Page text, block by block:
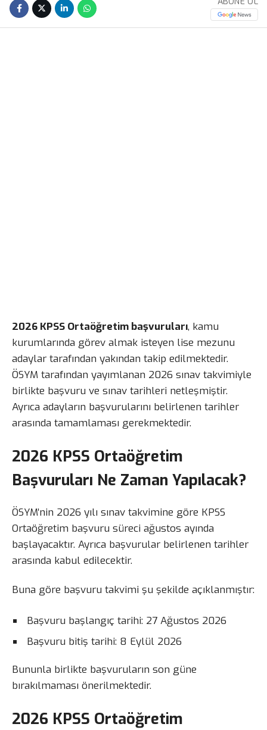
2026 KPSS Ortaöğretim başvuruları, kamu
kurumlarında görev almak isteyen lise mezunu
adaylar tarafından yakından takip edilmektedir.
ÖSYM tarafından yayımlanan 2026 sınav takvimiyle
birlikte başvuru ve sınav tarihleri netleşmiştir.
Ayrıca adayların başvurularını belirlenen tarihler
arasında tamamlaması gerekmektedir.
2026 KPSS Ortaöğretim
Başvuruları Ne Zaman Yapılacak?
ÖSYM’nin 2026 yılı sınav takvimine göre KPSS
Ortaöğretim başvuru süreci ağustos ayında
başlayacaktır. Ayrıca başvurular belirlenen tarihler
arasında kabul edilecektir.
Buna göre başvuru takvimi şu şekilde açıklanmıştır:
Başvuru başlangıç tarihi: 27 Ağustos 2026
Başvuru bitiş tarihi: 8 Eylül 2026
Bununla birlikte başvuruların son güne
bırakılmaması önerilmektedir.
2026 KPSS Ortaöğretim